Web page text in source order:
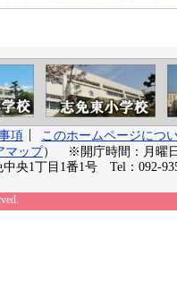
項
このホームページにつ
マップ） ※開庁時間：月曜日
央1丁目1番1号 Tel：092-